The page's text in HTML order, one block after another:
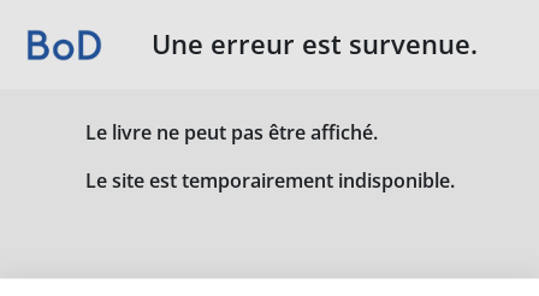
Une erreur est survenue.
Le livre ne peut pas être affiché.
Le site est temporairement indisponible.